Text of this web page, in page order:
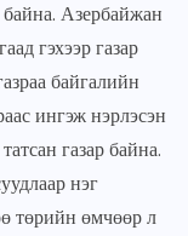
Азербайжан
гэхээр газар
байгалийн
ингэж нэрлэсэн
газар байна.
нэг
төрийн өмчөөр л